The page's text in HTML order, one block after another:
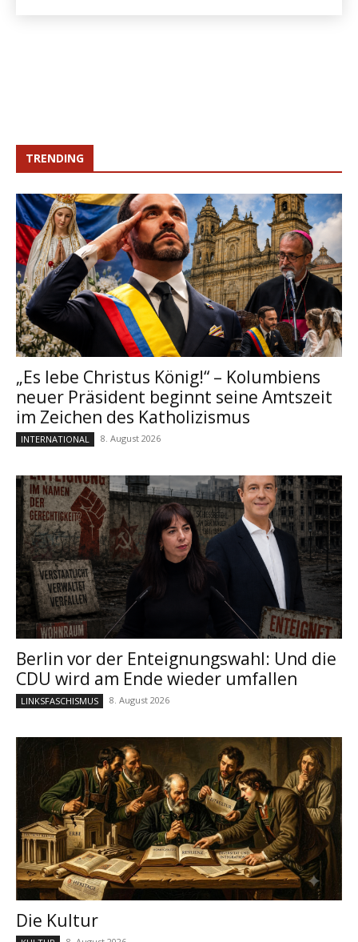
TRENDING
„Es lebe Christus König!“ – Kolumbiens
neuer Präsident beginnt seine Amtszeit
im Zeichen des Katholizismus
INTERNATIONAL 8. August 2026
Berlin vor der Enteignungswahl: Und die
CDU wird am Ende wieder umfallen
LINKSFASCHISMUS 8. August 2026
Die Kultur